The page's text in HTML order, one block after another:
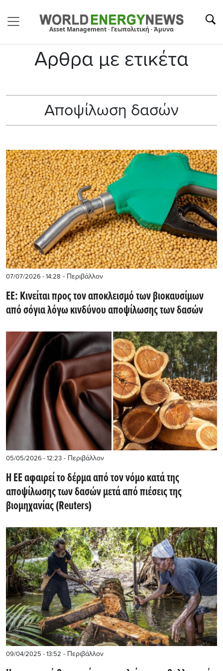
Asset Management · Γεωπολιτική · Άμυνα
Αρθρα με ετικέτα
Αποψίλωση δασών
07/07/2026 - 14:28 - Περιβάλλον
ΕΕ: Κινείται προς τον αποκλεισμό των βιοκαυσίμων
από σόγια λόγω κινδύνου αποψίλωσης των δασών
05/05/2026 - 12:23 - Περιβάλλον
Η ΕΕ αφαιρεί το δέρμα από τον νόμο κατά της
αποψίλωσης των δασών μετά από πιέσεις της
βιομηχανίας (Reuters)
09/04/2025 - 13:52 - Περιβάλλον